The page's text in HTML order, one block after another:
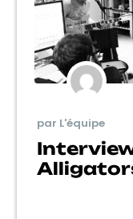
par L'équipe